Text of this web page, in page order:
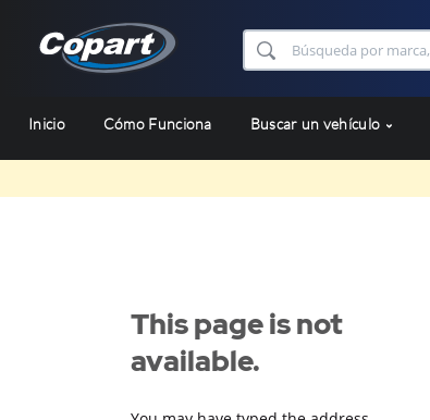
Inicio Cómo Funciona Buscar un vehículo
This page is not
available.